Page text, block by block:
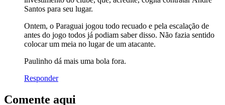
Santos para seu lugar.
Ontem, o Paraguai jogou todo recuado e pela escalação de
antes do jogo todos já podiam saber disso. Não fazia sentido
colocar um meia no lugar de um atacante.
Paulinho dá mais uma bola fora.
Responder
Comente aqui